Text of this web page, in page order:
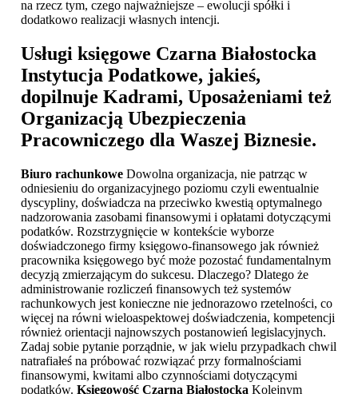
na rzecz tym, czego najważniejsze – ewolucji spółki i
dodatkowo realizacji własnych intencji.
Usługi księgowe Czarna Białostocka
Instytucja Podatkowe, jakieś,
dopilnuje Kadrami, Uposażeniami też
Organizacją Ubezpieczenia
Pracowniczego dla Waszej Biznesie.
Biuro rachunkowe Dowolna organizacja, nie patrząc w
odniesieniu do organizacyjnego poziomu czyli ewentualnie
dyscypliny, doświadcza na przeciwko kwestią optymalnego
nadzorowania zasobami finansowymi i opłatami dotyczącymi
podatków. Rozstrzygnięcie w kontekście wyborze
doświadczonego firmy księgowo-finansowego jak również
pracownika księgowego być może pozostać fundamentalnym
decyzją zmierzającym do sukcesu. Dlaczego? Dlatego że
administrowanie rozliczeń finansowych też systemów
rachunkowych jest konieczne nie jednorazowo rzetelności, co
więcej na równi wieloaspektowej doświadczenia, kompetencji
również orientacji najnowszych postanowień legislacyjnych.
Zadaj sobie pytanie porządnie, w jak wielu przypadkach chwil
natrafiałeś na próbować rozwiązać przy formalnościami
finansowymi, kwitami albo czynnościami dotyczącymi
podatków. Księgowość Czarna Białostocka Kolejnym